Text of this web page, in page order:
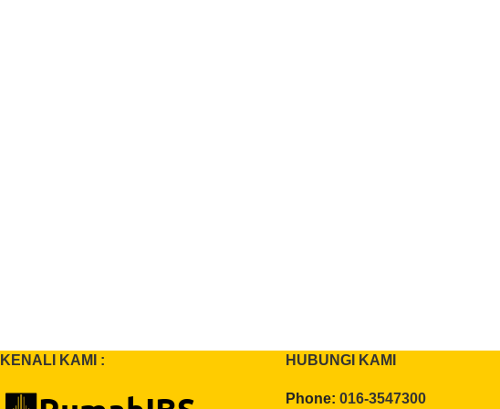
KENALI KAMI : HUBUNGI KAMI
Phone: 016-3547300